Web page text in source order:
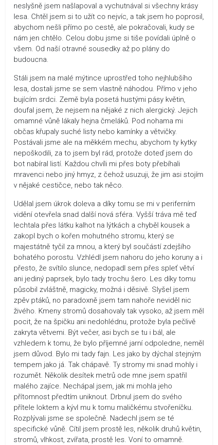
neslyšně jsem našlapoval a vychutnával si všechny krásy
lesa. Chtěl jsem si to užít co nejvíc, a tak jsem ho poprosil,
abychom nešli přímo po cestě, ale pokračovali, kudy se
nám jen chtělo. Celou dobu jsme si tiše povídali úplně o
všem. Od naší otravné sousedky až po plány do
budoucna.
Stáli jsem na malé mýtince uprostřed toho nejhlubšího
lesa, dostali jsme se sem vlastně náhodou. Přímo v jeho
bujícím srdci. Země byla posetá hustými pásy květin,
doufal jsem, že nejsem na nějaké z nich alergický. Jejich
omamné vůně lákaly hejna čmeláků. Pod nohama mi
občas křupaly suché listy nebo kamínky a větvičky.
Postávali jsme ale na měkkém mechu, abychom ty kytky
nepoškodili, za to jsem byl rád, protože doteď jsem do
bot nabíral listí. Každou chvíli mi přes boty přebíhali
mravenci nebo jiný hmyz, z čehož usuzuji, že jim asi stojím
v nějaké cestičce, nebo tak něco.
Udělal jsem úkrok doleva a díky tomu se mi v periferním
vidění otevřela snad další nová sféra. Vyšší tráva mě teď
lechtala přes látku kalhot na lýtkách a chyběl kousek a
zakopl bych o kořen mohutného stromu, který se
majestátně tyčil za mnou, a který byl součástí zdejšího
bohatého porostu. Vzhlédl jsem nahoru do jeho koruny a i
přesto, že svítilo slunce, nedopadl sem přes spleť větví
ani jediný paprsek, bylo tady trochu šero. Les díky tomu
působil zvláštně, magicky, možná i děsivě. Slyšel jsem
zpěv ptáků, no paradoxně jsem tam nahoře neviděl nic
živého. Kmeny stromů dosahovaly tak vysoko, až jsem měl
pocit, že na špičku ani nedohlédnu, protože byla pečlivě
zakryta větvemi. Být večer, asi bych se tu i bál, ale
vzhledem k tomu, že bylo příjemné jarní odpoledne, neměl
jsem důvod. Bylo mi tady fajn. Les jako by dýchal stejným
tempem jako já. Tak chápavě. Ty stromy mi snad mohly i
rozumět. Několik desítek metrů ode mne jsem spatřil
malého zajíce. Nechápal jsem, jak mi mohla jeho
přítomnost předtím uniknout. Drbnul jsem do svého
přítele loktem a kývl mu k tomu maličkému stvořeníčku.
Rozplývali jsme se společně. Nadechl jsem se té
specifické vůně. Cítil jsem prostě les, několik druhů květin,
stromů, vlhkost, zvířata, prostě les. Voní to omamně.